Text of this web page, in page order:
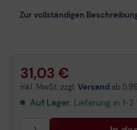
Zur vollständigen
31,03 €
inkl. MwSt. zzgl. Versand ab
Auf Lager: Lieferung in 1-